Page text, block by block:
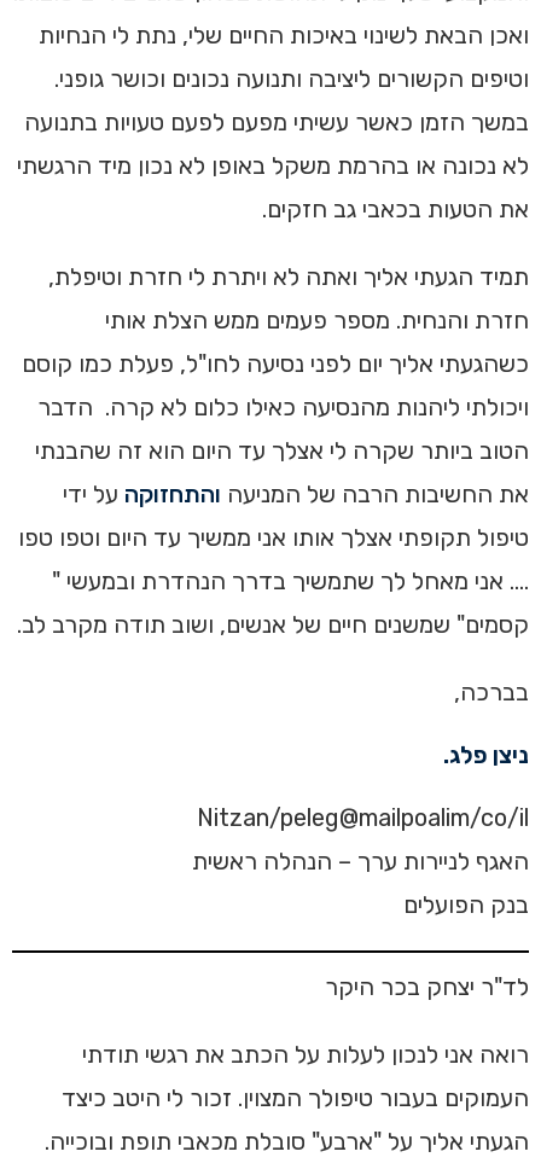
ואכן הבאת לשינוי באיכות החיים שלי, נתת לי הנחיות
וטיפים הקשורים ליציבה ותנועה נכונים וכושר גופני.
במשך הזמן כאשר עשיתי מפעם לפעם טעויות בתנועה
לא נכונה או בהרמת משקל באופן לא נכון מיד הרגשתי
את הטעות בכאבי גב חזקים.
תמיד הגעתי אליך ואתה לא ויתרת לי חזרת וטיפלת,
חזרת והנחית. מספר פעמים ממש הצלת אותי
כשהגעתי אליך יום לפני נסיעה לחו"ל, פעלת כמו קוסם
ויכולתי ליהנות מהנסיעה כאילו כלום לא קרה. הדבר
הטוב ביותר שקרה לי אצלך עד היום הוא זה שהבנתי
את החשיבות הרבה של המניעה והתחזוקה על ידי
טיפול תקופתי אצלך אותו אני ממשיך עד היום וטפו טפו
…. אני מאחל לך שתמשיך בדרך הנהדרת ובמעשי "
קסמים" שמשנים חיים של אנשים, ושוב תודה מקרב לב.
בברכה,
ניצן פלג.
Nitzan/peleg@mailpoalim/co/il
האגף לניירות ערך – הנהלה ראשית
בנק הפועלים
לד"ר יצחק בכר היקר
רואה אני לנכון לעלות על הכתב את רגשי תודתי
העמוקים בעבור טיפולך המצוין. זכור לי היטב כיצד
הגעתי אליך על "ארבע" סובלת מכאבי תופת ובוכייה.